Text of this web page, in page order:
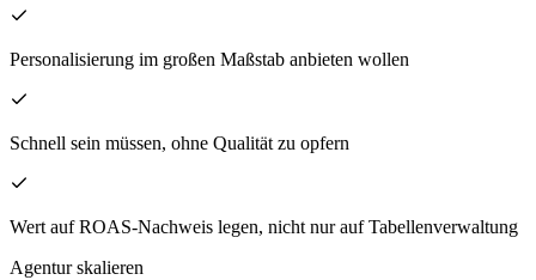
Personalisierung im großen Maßstab anbieten wollen
Schnell sein müssen, ohne Qualität zu opfern
Wert auf ROAS-Nachweis legen, nicht nur auf Tabellenverwaltung
Agentur skalieren